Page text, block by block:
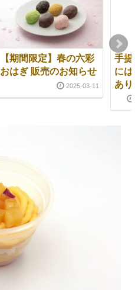
【期間限定】春の六彩
おはぎ 販売のお知らせ
2025-03-11
手
に
あ